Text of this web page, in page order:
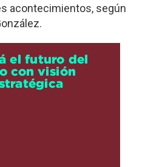
acontecimientos, según